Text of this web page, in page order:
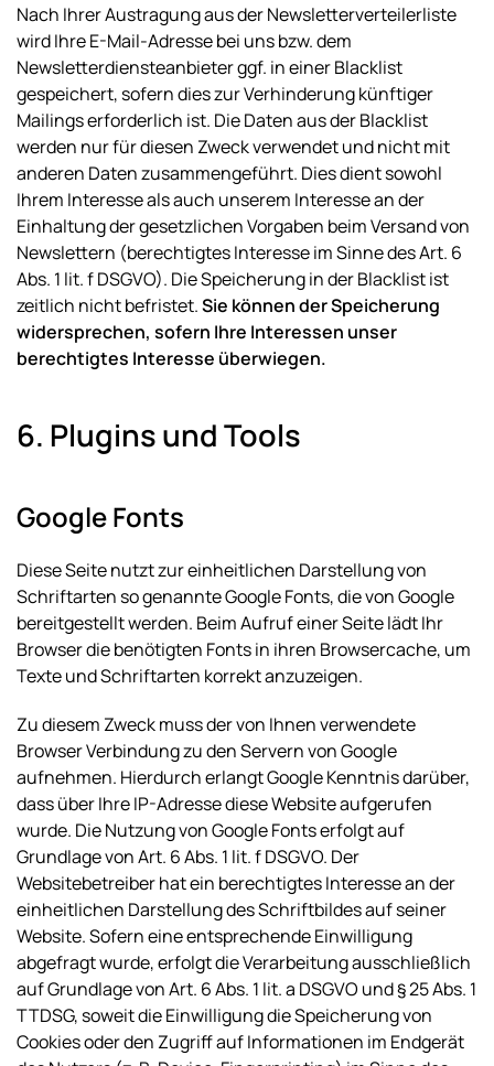
Nach Ihrer Austragung aus der Newsletterverteilerliste
wird Ihre E-Mail-Adresse bei uns bzw. dem
Newsletterdiensteanbieter ggf. in einer Blacklist
gespeichert, sofern dies zur Verhinderung künftiger
Mailings erforderlich ist. Die Daten aus der Blacklist
werden nur für diesen Zweck verwendet und nicht mit
anderen Daten zusammengeführt. Dies dient sowohl
Ihrem Interesse als auch unserem Interesse an der
Einhaltung der gesetzlichen Vorgaben beim Versand von
Newslettern (berechtigtes Interesse im Sinne des Art. 6
Abs. 1 lit. f DSGVO). Die Speicherung in der Blacklist ist
zeitlich nicht befristet.Sie können der Speicherung
widersprechen, sofern Ihre Interessen unser
berechtigtes Interesse überwiegen.
6. Plugins und Tools
Google Fonts
Diese Seite nutzt zur einheitlichen Darstellung von
Schriftarten so genannte Google Fonts, die von Google
bereitgestellt werden. Beim Aufruf einer Seite lädt Ihr
Browser die benötigten Fonts in ihren Browsercache, um
Texte und Schriftarten korrekt anzuzeigen.
Zu diesem Zweck muss der von Ihnen verwendete
Browser Verbindung zu den Servern von Google
aufnehmen. Hierdurch erlangt Google Kenntnis darüber,
dass über Ihre IP-Adresse diese Website aufgerufen
wurde. Die Nutzung von Google Fonts erfolgt auf
Grundlage von Art. 6 Abs. 1 lit. f DSGVO. Der
Websitebetreiber hat ein berechtigtes Interesse an der
einheitlichen Darstellung des Schriftbildes auf seiner
Website. Sofern eine entsprechende Einwilligung
abgefragt wurde, erfolgt die Verarbeitung ausschließlich
auf Grundlage von Art. 6 Abs. 1 lit. a DSGVO und § 25 Abs. 1
TTDSG, soweit die Einwilligung die Speicherung von
Cookies oder den Zugriff auf Informationen im Endgerät